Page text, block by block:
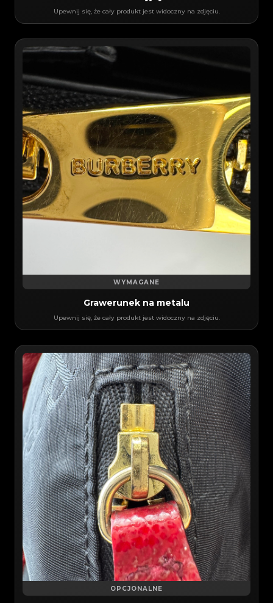
Upewnij się, że cały produkt jest widoczny na zdjęciu.
WYMAGANE
Grawerunek na metalu
Upewnij się, że cały produkt jest widoczny na zdjęciu.
OPCJONALNE